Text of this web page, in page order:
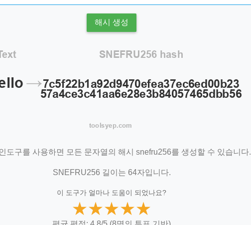
해시 생성
도구를 사용하면 모든 문자열의 해시 snefru256를 생성할 수 있습니다.
SNEFRU256 길이는 64자입니다.
이 도구가 얼마나 도움이 되었나요?
★★★★★